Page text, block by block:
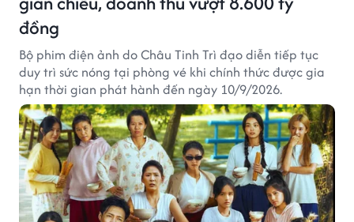
đồng
Bộ phim điện ảnh do Châu Tinh Trì đạo diễn tiếp tục
duy trì sức nóng tại phòng vé khi chính thức được gia
hạn thời gian phát hành đến ngày 10/9/2026.